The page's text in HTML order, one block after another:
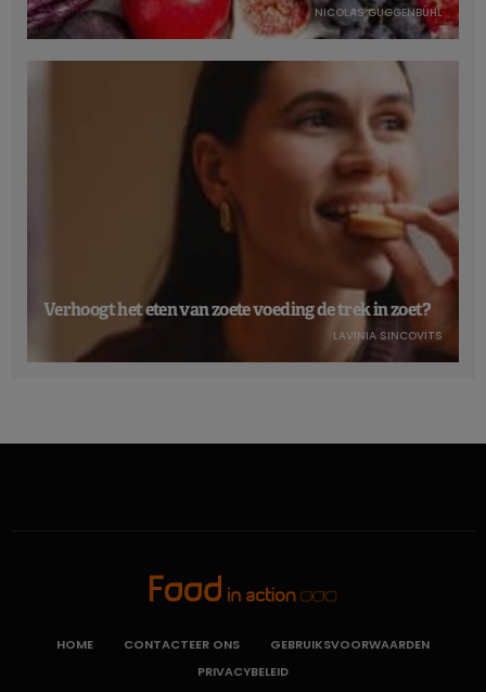
NICOLAS GUGGENBÜHL
Verhoogt het eten van zoete voeding de trek in zoet?
LAVINIA SINCOVITS
HOME CONTACTEER ONS
GEBRUIKSVOORWAARDEN
PRIVACYBELEID